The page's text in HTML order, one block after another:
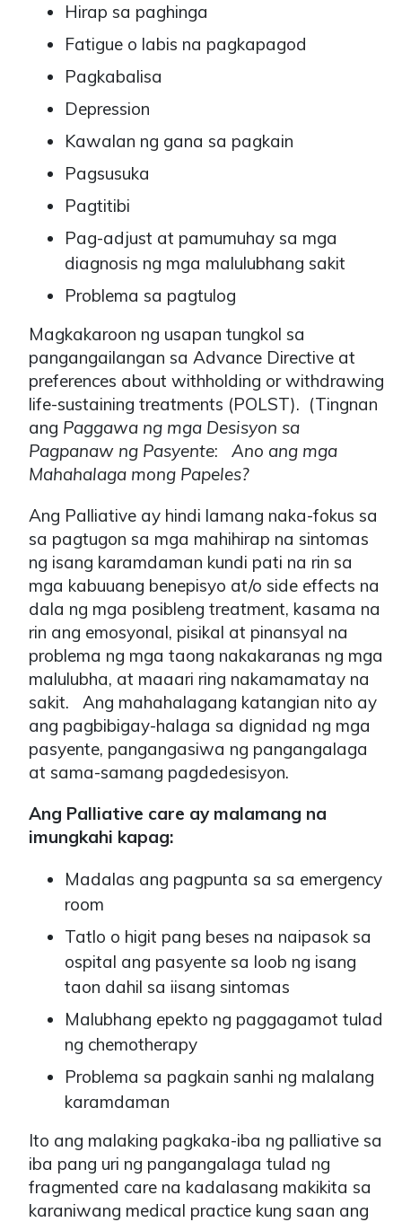
Hirap sa paghinga
Fatigue o labis na pagkapagod
Pagkabalisa
Depression
Kawalan ng gana sa pagkain
Pagsusuka
Pagtitibi
Pag-adjust at pamumuhay sa mga
diagnosis ng mga malulubhang sakit
Problema sa pagtulog
Magkakaroon ng usapan tungkol sa
pangangailangan sa Advance Directive at
preferences about withholding or withdrawing
life-sustaining treatments (POLST). (Tingnan
ang Paggawa ng mga Desisyon sa
Pagpanaw ng Pasyente:
Ano ang mga
Mahahalaga mong Papeles?
Ang Palliative ay hindi lamang naka-fokus sa
sa pagtugon sa mga mahihirap na sintomas
ng isang karamdaman kundi pati na rin sa
mga kabuuang benepisyo at/o side effects na
dala ng mga posibleng treatment, kasama na
rin ang emosyonal, pisikal at pinansyal na
problema ng mga taong nakakaranas ng mga
malulubha, at maaari ring nakamamatay na
sakit. Ang mahahalagang katangian nito ay
ang pagbibigay-halaga sa dignidad ng mga
pasyente, pangangasiwa ng pangangalaga
at sama-samang pagdedesisyon.
Ang Palliative care ay malamang na
imungkahi kapag:
Madalas ang pagpunta sa sa emergency
room
Tatlo o higit pang beses na naipasok sa
ospital ang pasyente sa loob ng isang
taon dahil sa iisang sintomas
Malubhang epekto ng paggagamot tulad
ng chemotherapy
Problema sa pagkain sanhi ng malalang
karamdaman
Ito ang malaking pagkaka-iba ng palliative sa
iba pang uri ng pangangalaga tulad ng
fragmented care na kadalasang makikita sa
karaniwang medical practice kung saan ang